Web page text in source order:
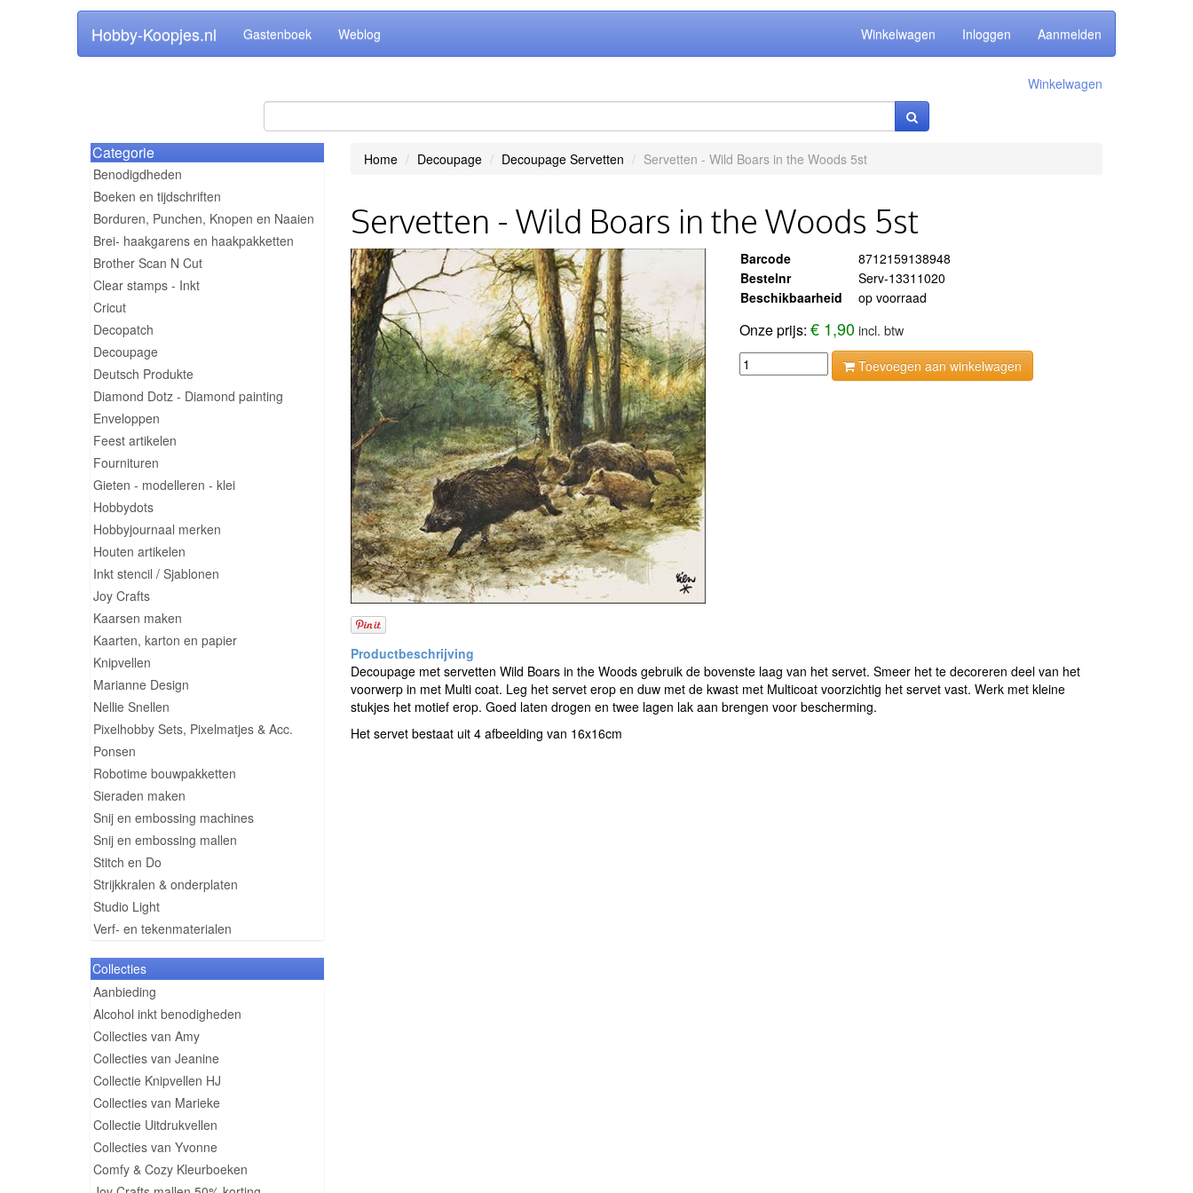
Hobby-Koopjes.nl Gastenboek Weblog Winkelwagen Inloggen Aanmelden
Winkelwagen
Categorie
Benodigdheden
Boeken en tijdschriften
Borduren, Punchen, Knopen en Naaien
Brei- haakgarens en haakpakketten
Brother Scan N Cut
Clear stamps - Inkt
Cricut
Decopatch
Decoupage
Deutsch Produkte
Diamond Dotz - Diamond painting
Enveloppen
Feest artikelen
Fournituren
Gieten - modelleren - klei
Hobbydots
Hobbyjournaal merken
Houten artikelen
Inkt stencil / Sjablonen
Joy Crafts
Kaarsen maken
Kaarten, karton en papier
Knipvellen
Marianne Design
Nellie Snellen
Pixelhobby Sets, Pixelmatjes & Acc.
Ponsen
Robotime bouwpakketten
Sieraden maken
Snij en embossing machines
Snij en embossing mallen
Stitch en Do
Strijkkralen & onderplaten
Studio Light
Verf- en tekenmaterialen
Collecties
Aanbieding
Alcohol inkt benodigheden
Collecties van Amy
Collecties van Jeanine
Collectie Knipvellen HJ
Collecties van Marieke
Collectie Uitdrukvellen
Collecties van Yvonne
Comfy & Cozy Kleurboeken
Home Decoupage Decoupage Servetten Servetten - Wild Boars in the Woods 5st
Servetten - Wild Boars in the Woods 5st
Barcode
8712159138948
Bestelnr
Serv-13311020
Beschikbaarheid
op voorraad
Onze prijs:€ 1,90 incl. btw
Toevoegen aan winkelwagen
Decoupage met servetten Wild Boars in the Woods gebruik de bovenste laag van het servet. Smeer het te decoreren deel van het
voorwerp in met Multi coat. Leg het servet erop en duw met de kwast met Multicoat voorzichtig het servet vast. Werk met kleine
stukjes het motief erop. Goed laten drogen en twee lagen lak aan brengen voor bescherming.
Het servet bestaat uit 4 afbeelding van 16x16cm